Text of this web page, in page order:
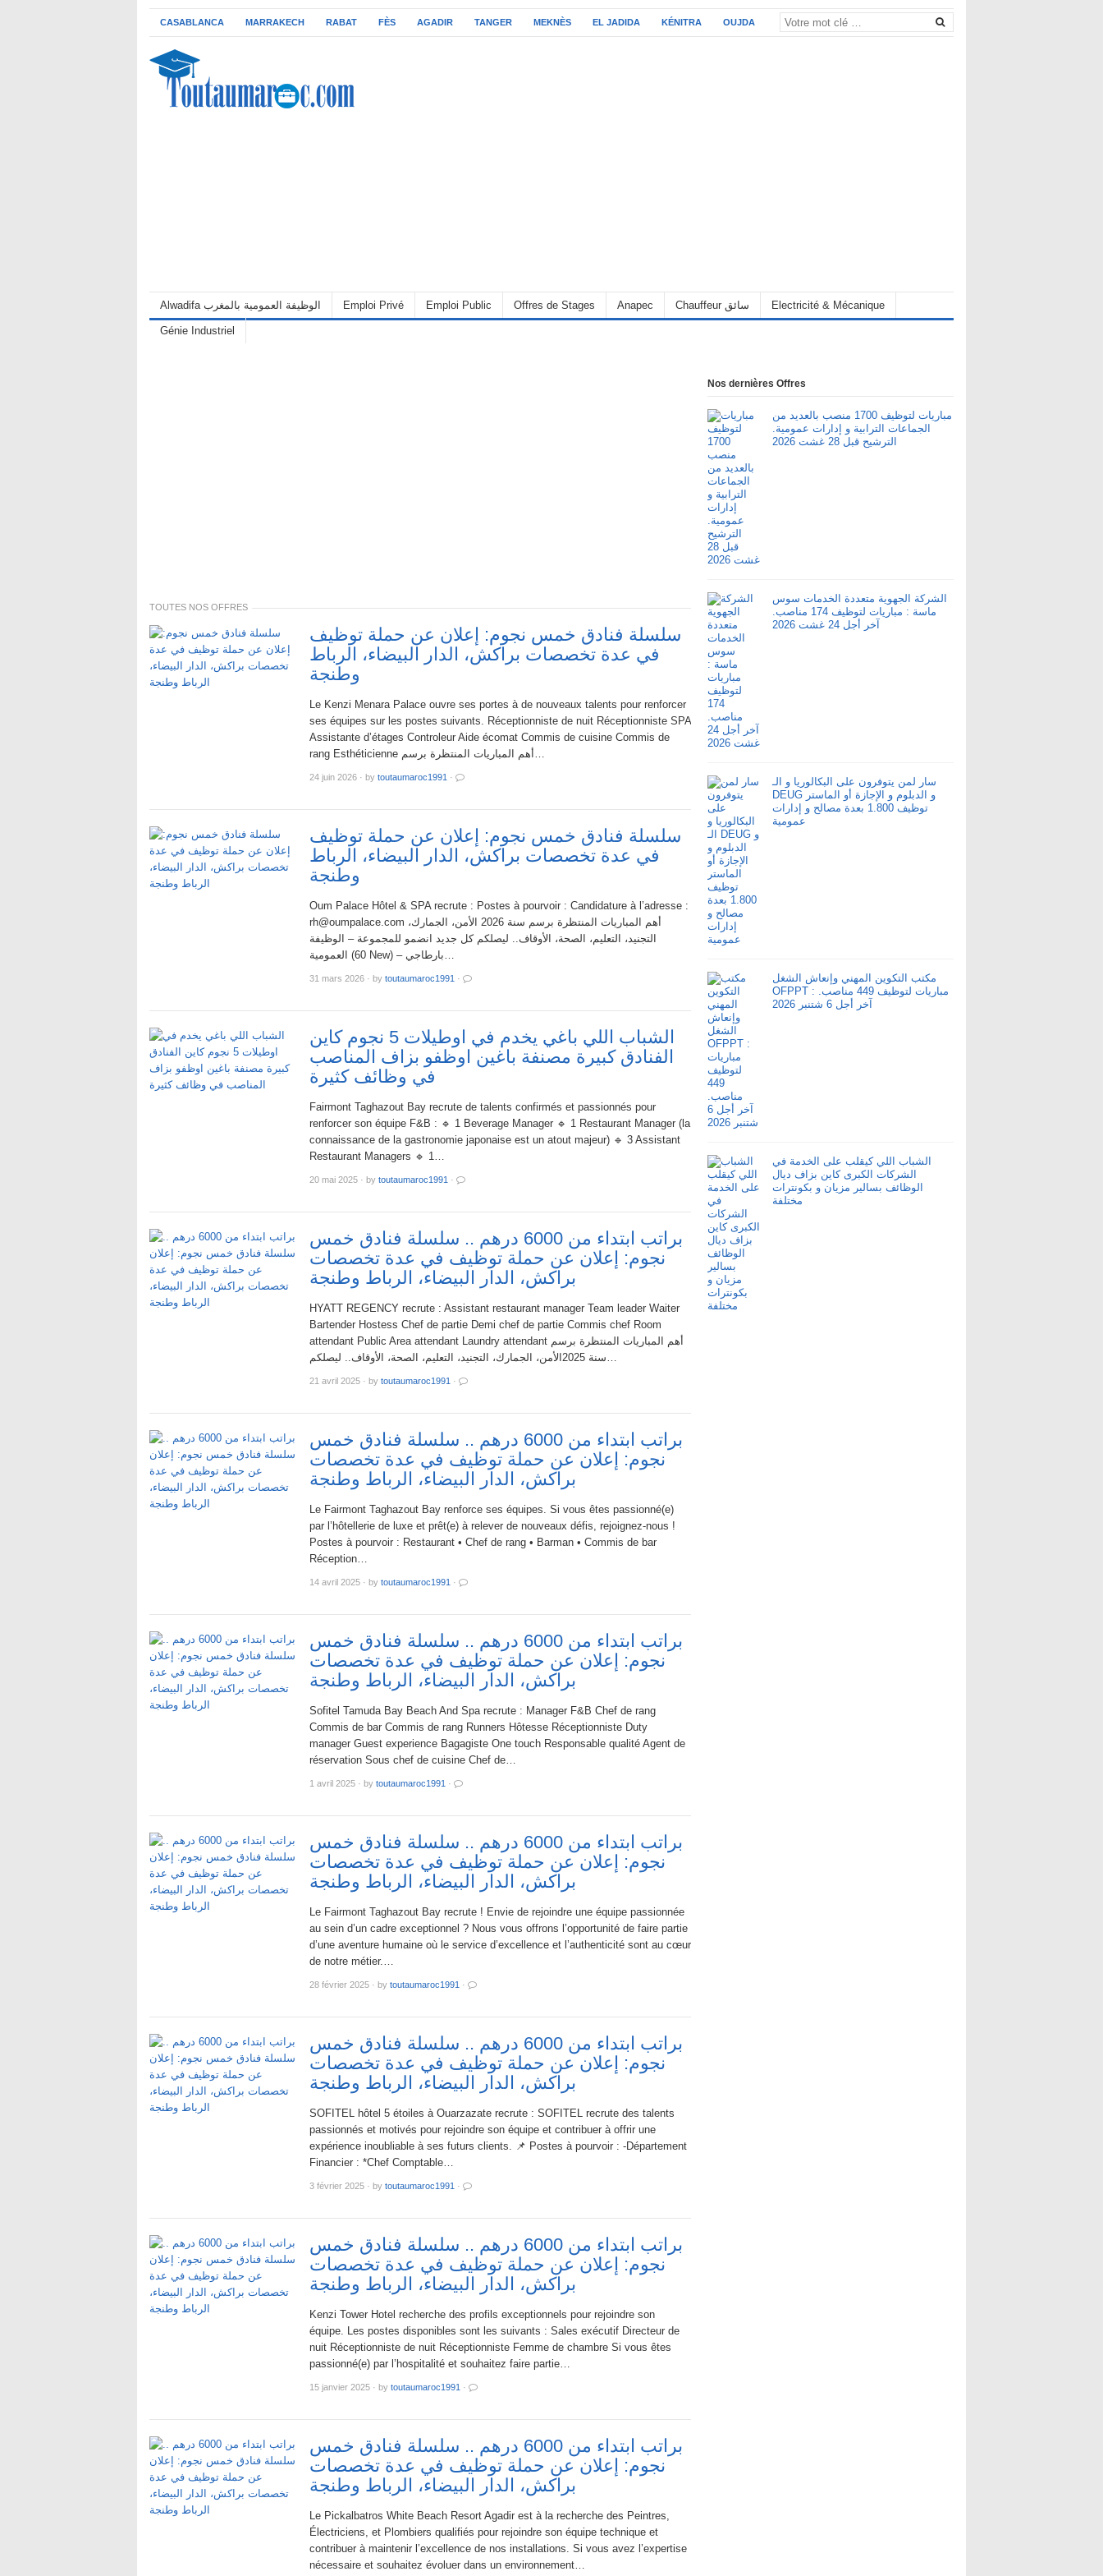
CASABLANCA MARRAKECH RABAT FÈS AGADIR TANGER MEKNÈS EL JADIDA KÉNITRA OUJDA
Alwadifa الوظيفة العمومية بالمغرب Emploi Privé Emploi Public Offres de Stages Anapec Chauffeur سائق Electricité & Mécanique
Génie Industriel
TOUTES NOS OFFRES
سلسلة فنادق خمس نجوم: إعلان عن حملة توظيف
في عدة تخصصات براكش، الدار البيضاء، الرباط
وطنجة
Le Kenzi Menara Palace ouvre ses portes à de nouveaux talents pour renforcer
ses équipes sur les postes suivants. Réceptionniste de nuit Réceptionniste SPA
Assistante d’étages Controleur Aide écomat Commis de cuisine Commis de
rang Esthéticienne أهم المباريات المنتظرة برسم…
24 juin 2026 · by toutaumaroc1991 ·
سلسلة فنادق خمس نجوم: إعلان عن حملة توظيف
في عدة تخصصات براكش، الدار البيضاء، الرباط
وطنجة
Oum Palace Hôtel & SPA recrute : Postes à pourvoir : Candidature à l’adresse :
rh@oumpalace.com أهم المباريات المنتظرة برسم سنة 2026 الأمن، الجمارك،
التجنيد، التعليم، الصحة، الأوقاف.. ليصلكم كل جديد انضمو للمجموعة – الوظيفة
العمومية (60 New) – بارطاجي…
31 mars 2026 · by toutaumaroc1991 ·
الشباب اللي باغي يخدم في اوطيلات 5 نجوم كاين
الفنادق كبيرة مصنفة باغين اوظفو بزاف المناصب
في وظائف كثيرة
Fairmont Taghazout Bay recrute de talents confirmés et passionnés pour
renforcer son équipe F&B : 🔹 1 Beverage Manager 🔹 1 Restaurant Manager (la
connaissance de la gastronomie japonaise est un atout majeur) 🔹 3 Assistant
Restaurant Managers 🔹 1…
20 mai 2025 · by toutaumaroc1991 ·
براتب ابتداء من 6000 درهم .. سلسلة فنادق خمس
نجوم: إعلان عن حملة توظيف في عدة تخصصات
براكش، الدار البيضاء، الرباط وطنجة
HYATT REGENCY recrute : Assistant restaurant manager Team leader Waiter
Bartender Hostess Chef de partie Demi chef de partie Commis chef Room
attendant Public Area attendant Laundry attendant أهم المباريات المنتظرة برسم
سنة 2025الأمن، الجمارك، التجنيد، التعليم، الصحة، الأوقاف.. ليصلكم…
21 avril 2025 · by toutaumaroc1991 ·
براتب ابتداء من 6000 درهم .. سلسلة فنادق خمس
نجوم: إعلان عن حملة توظيف في عدة تخصصات
براكش، الدار البيضاء، الرباط وطنجة
Le Fairmont Taghazout Bay renforce ses équipes. Si vous êtes passionné(e)
par l’hôtellerie de luxe et prêt(e) à relever de nouveaux défis, rejoignez-nous !
Postes à pourvoir : Restaurant • Chef de rang • Barman • Commis de bar
Réception…
14 avril 2025 · by toutaumaroc1991 ·
براتب ابتداء من 6000 درهم .. سلسلة فنادق خمس
نجوم: إعلان عن حملة توظيف في عدة تخصصات
براكش، الدار البيضاء، الرباط وطنجة
Sofitel Tamuda Bay Beach And Spa recrute : Manager F&B Chef de rang
Commis de bar Commis de rang Runners Hôtesse Réceptionniste Duty
manager Guest experience Bagagiste One touch Responsable qualité Agent de
réservation Sous chef de cuisine Chef de…
1 avril 2025 · by toutaumaroc1991 ·
براتب ابتداء من 6000 درهم .. سلسلة فنادق خمس
نجوم: إعلان عن حملة توظيف في عدة تخصصات
براكش، الدار البيضاء، الرباط وطنجة
Le Fairmont Taghazout Bay recrute ! Envie de rejoindre une équipe passionnée
au sein d’un cadre exceptionnel ? Nous vous offrons l’opportunité de faire partie
d’une aventure humaine où le service d’excellence et l’authenticité sont au cœur
de notre métier.…
28 février 2025 · by toutaumaroc1991 ·
براتب ابتداء من 6000 درهم .. سلسلة فنادق خمس
نجوم: إعلان عن حملة توظيف في عدة تخصصات
براكش، الدار البيضاء، الرباط وطنجة
SOFITEL hôtel 5 étoiles à Ouarzazate recrute : SOFITEL recrute des talents
passionnés et motivés pour rejoindre son équipe et contribuer à offrir une
expérience inoubliable à ses futurs clients. 📌 Postes à pourvoir : -Département
Financier : *Chef Comptable…
3 février 2025 · by toutaumaroc1991 ·
براتب ابتداء من 6000 درهم .. سلسلة فنادق خمس
نجوم: إعلان عن حملة توظيف في عدة تخصصات
براكش، الدار البيضاء، الرباط وطنجة
Kenzi Tower Hotel recherche des profils exceptionnels pour rejoindre son
équipe. Les postes disponibles sont les suivants : Sales exécutif Directeur de
nuit Réceptionniste de nuit Réceptionniste Femme de chambre Si vous êtes
passionné(e) par l’hospitalité et souhaitez faire partie…
15 janvier 2025 · by toutaumaroc1991 ·
براتب ابتداء من 6000 درهم .. سلسلة فنادق خمس
نجوم: إعلان عن حملة توظيف في عدة تخصصات
براكش، الدار البيضاء، الرباط وطنجة
Le Pickalbatros White Beach Resort Agadir est à la recherche des Peintres,
Électriciens, et Plombiers qualifiés pour rejoindre son équipe technique et
contribuer à maintenir l’excellence de nos installations. Si vous avez l’expertise
nécessaire et souhaitez évoluer dans un environnement…
Nos dernières Offres
مباريات لتوظيف 1700 منصب بالعديد من
الجماعات الترابية و إدارات عمومية.
الترشيح قبل 28 غشت 2026
الشركة الجهوية متعددة الخدمات سوس
ماسة : مباريات لتوظيف 174 مناصب.
آخر أجل 24 غشت 2026
سار لمن يتوفرون على البكالوريا و الـ
DEUG و الدبلوم و الإجازة أو الماستر
توظيف 1.800 بعدة مصالح و إدارات
عمومية
مكتب التكوين المهني وإنعاش الشغل
OFPPT : مباريات لتوظيف 449 مناصب.
آخر أجل 6 شتنبر 2026
الشباب اللي كيقلب على الخدمة في
الشركات الكبرى كاين بزاف ديال
الوظائف بسالير مزيان و بكونترات
مختلفة